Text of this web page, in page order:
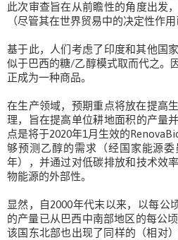
此次审查旨在从前瞻性的角度出发
（尽管其在世界贸易中的决定性作用
基于此，人们考虑了印度和其他国
似于巴西的糖/乙醇模式取而代之。
正成为一种商品。
在生产领域，预期重点将放在提高
理，旨在提高单位耕地面积的产量
点是将于2020年1月生效的
够预测乙醇的需求（经国家能源
年），并通过对低碳排放和技术效
物能源的外部性。
显然，自2000年代末以来，以每公
的产量已从巴西中南部地区的每公
该国东北部也出现了同样的（相对